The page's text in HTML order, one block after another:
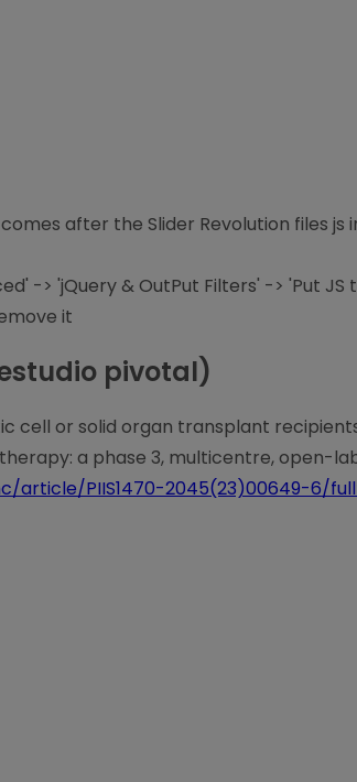
after the Slider Revolution files js
-> 'jQuery & OutPut Filters' -> 'Put JS
it
pivotal)
cell or solid organ transplant
a phase 3, multicentre, open-
article/PIIS1470-2045(23)00649-6/